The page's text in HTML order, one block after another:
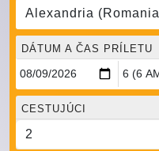
Alexandria
DÁTUM A ČAS PRÍLETU
CESTUJÚCI